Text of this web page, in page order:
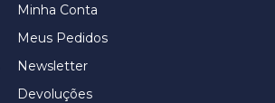
Minha Conta
Meus Pedidos
Newsletter
Devoluções